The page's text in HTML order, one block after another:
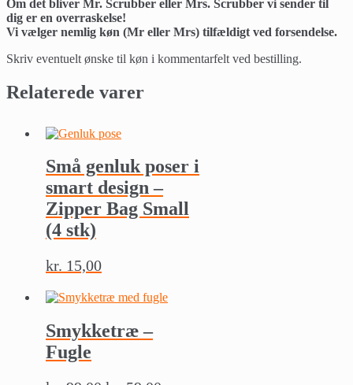
Om det bliver Mr. Scrubber eller Mrs. Scrubber vi sender til
dig er en overraskelse!
Vi vælger nemlig køn (Mr eller Mrs) tilfældigt ved forsendelse.
Skriv eventuelt ønske til køn i kommentarfelt ved bestilling.
Relaterede varer
Små genluk poser i
smart design –
Zipper Bag Small
(4 stk)
kr. 15,00
Smykketræ –
Fugle